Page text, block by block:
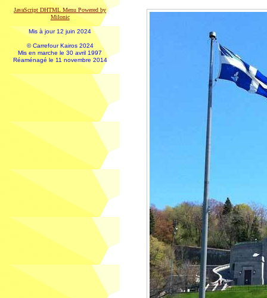
JavaScript DHTML Menu Powered by
Milonic
Mis à jour 12 juin 2024
© Carrefour Kairos 2024
Mis en marche le 30 avril 1997
Réaménagé le 11 novembre 2014